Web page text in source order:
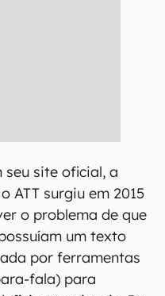
seu site oficial, a
ATT surgiu em 2015
o problema de que
um texto
por ferramentas
fala) para